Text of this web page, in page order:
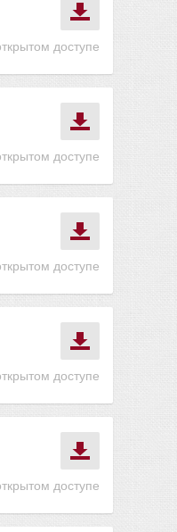
доступе
доступе
доступе
доступе
доступе